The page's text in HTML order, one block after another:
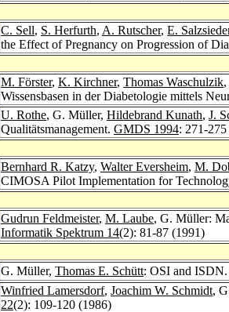
C. Sell, S. Herfurth, A. Rutscher, E.
the Effect of Pregnancy on Progression of
M. Förster, K. Kirchner, Thomas Waschulzik
Wissensbasen in der Diabetologie mittels
U. Rothe, G. Müller, Hildebrand Kunath, J.
Qualitätsmanagement. GMDS 1994: 271-275
Bernhard R. Katzy, Walter Eversheim, M.
CIMOSA Pilot Implementation for
Gudrun Feldmeister, M. Laube, G. Müller:
Informatik Spektrum 14(2): 81-87 (1991)
G. Müller, Thomas E. Schütt: OSI and
Winfried Lamersdorf, Joachim W. Schmidt,
22(2): 109-120 (1986)